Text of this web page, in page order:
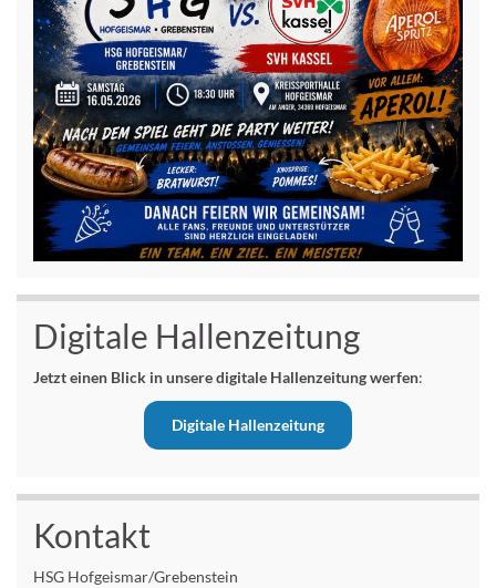
Digitale Hallenzeitung
Jetzt einen Blick in unsere digitale Hallenzeitung werfen:
Digitale Hallenzeitung
Kontakt
HSG Hofgeismar/Grebenstein